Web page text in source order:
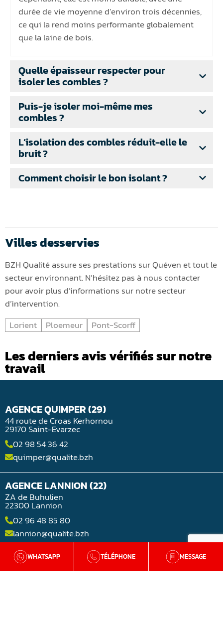
WHATSAPP TÉLÉPHONE MESSAGE
durée de vie moyenne d’environ trois décennies,
ce qui la rend moins performante globalement
que la laine de bois.
Quelle épaisseur respecter pour
isoler les combles ?
Puis-je isoler moi-même mes
combles ?
L’isolation des combles réduit-elle le
bruit ?
Comment choisir le bon isolant ?
Villes desservies
BZH Qualité assure ses prestations sur Quéven et tout le
secteur environnant. N’hésitez pas à nous contacter
pour avoir plus d’informations sur notre secteur
d’intervention.
Lorient
Ploemeur Pont-Scorff
Les derniers avis vérifiés sur notre
travail
AGENCE QUIMPER (29)
44 route de Croas Kerhornou
29170 Saint-Evarzec
02 98 54 36 42
quimper@qualite.bzh
AGENCE LANNION (22)
ZA de Buhulien
22300 Lannion
02 96 48 85 80
lannion@qualite.bzh
AGENCE LORIENT (56)
Rue Jean-Noël Jégo